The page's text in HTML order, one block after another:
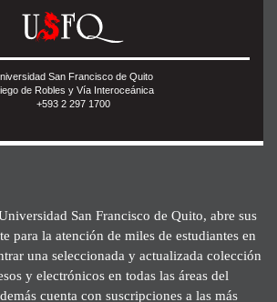
San Francisco de Quito
de Robles y Vía Interoceánica
+593 2 297 1700
San Francisco de Quito, abre sus
para la atención de miles de estudiantes en
una seleccionada y actualizada colección
y electrónicos en todas las áreas del
cuenta con suscripciones a las más